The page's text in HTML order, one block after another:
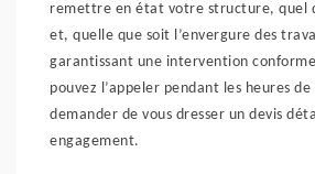
remettre en état votre structure, quel
et, quelle que soit l’envergure des
garantissant une intervention
pouvez l’appeler pendant les heures
demander de vous dresser un devis
engagement.